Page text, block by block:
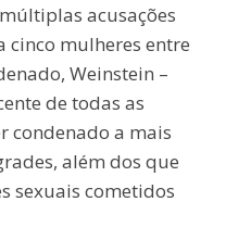
acusações
cinco mulheres entre
Weinstein –
de todas as
condenado a mais
além dos que
sexuais cometidos